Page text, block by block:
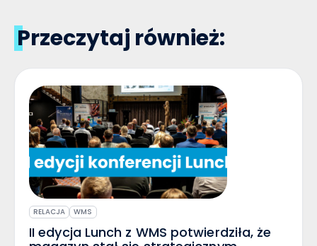
Przeczytaj również:
RELACJA WMS
II edycja Lunch z WMS potwierdziła, że